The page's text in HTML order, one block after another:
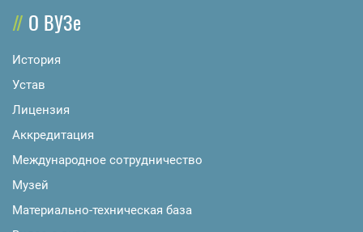
О ВУЗе
История
Устав
Лицензия
Аккредитация
Международное сотрудничество
Музей
Материально-техническая база